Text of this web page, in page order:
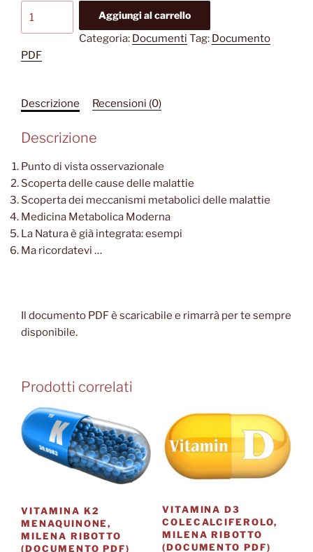
Medica,
Ribotto
quantità
Aggiungi al carrello
Categoria: Documenti Tag: Documento
PDF
Descrizione Recensioni (0)
Descrizione
Punto di vista osservazionale
Scoperta delle cause delle malattie
Scoperta dei meccanismi metabolici delle malattie
Medicina Metabolica Moderna
La Natura è già integrata: esempi
Ma ricordatevi …
Il documento PDF è scaricabile e rimarrà per te sempre
disponibile.
Prodotti correlati
VITAMINA K2
MENAQUINONE,
MILENA RIBOTTO
(DOCUMENTO PDF)
VITAMINA D3
COLECALCIFEROLO,
MILENA RIBOTTO
(DOCUMENTO PDF)